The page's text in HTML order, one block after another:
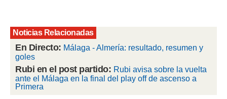
para
ni para
o
aunque
Noticias Relacionadas
En Directo: Málaga - Almería: resultado, resumen y
goles
Rubi en el post partido: Rubi avisa sobre la vuelta
ante el Málaga en la final del play off de ascenso a
Primera